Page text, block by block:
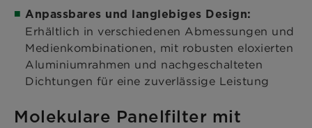
Anpassbares und langlebiges Design:
Erhältlich in verschiedenen Abmessungen und
Medienkombinationen, mit robusten eloxierten
Aluminiumrahmen und nachgeschalteten
Dichtungen für eine zuverlässige Leistung
Molekulare Panelfilter mit